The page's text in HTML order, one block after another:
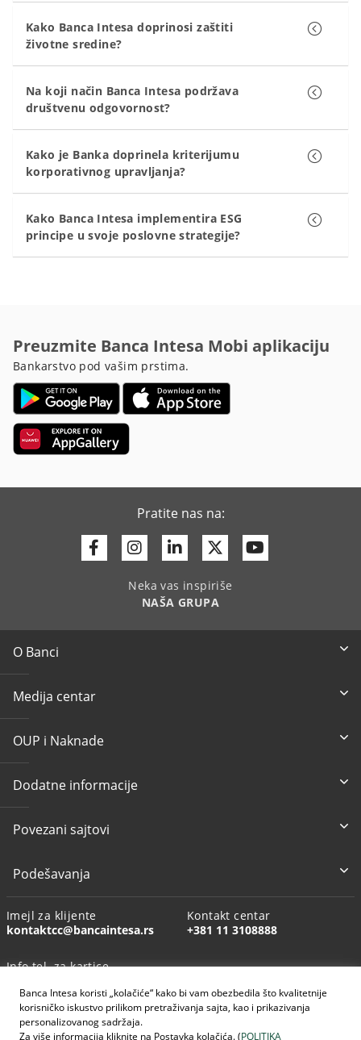
Banca Intesa koristi „kolačiće“ kako bi vam obezbedila što kvalitetnije
korisničko iskustvo prilikom pretraživanja sajta, kao i prikazivanja
personalizovanog sadržaja.
Za više informacija kliknite na Postavka kolačića. (POLITIKA
Kako Banca Intesa doprinosi zaštiti
životne sredine?
Na koji način Banca Intesa podržava
društvenu odgovornost?
Kako je Banka doprinela kriterijumu
korporativnog upravljanja?
Kako Banca Intesa implementira ESG
principe u svoje poslovne strategije?
Preuzmite Banca Intesa Mobi aplikaciju
Bankarstvo pod vašim prstima.
Pratite nas na:
FacebookInstagram
LinkedinTwitter
Neka vas inspiriše
NAŠA GRUPA
O Banci
Medija centar
OUP i Naknade
Dodatne informacije
Povezani sajtovi
Podešavanja
Imejl za klijente
kontaktcc@bancaintesa.rs
Kontakt centar
+381 11 3108888
Info tel. za kartice